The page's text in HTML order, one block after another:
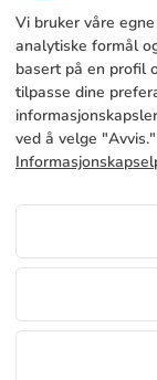
Hvis du vil vite
Fabrikk
Kontakt oss
Blog
TJENESTER
Betalingsmetoder
Produksjon og
FAQs
JURIDISK
Juridisk merknad
Generelle vilkår
Retningslinjer for
Personvernregler
C/ Generación
Vi bruker våre
analytiske formål
basert på en profil
tilpasse dine
ved å velge